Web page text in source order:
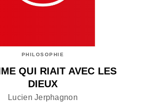
PHILOSOPHIE
QUI RIAIT AVEC LES
DIEUX
Lucien Jerphagnon